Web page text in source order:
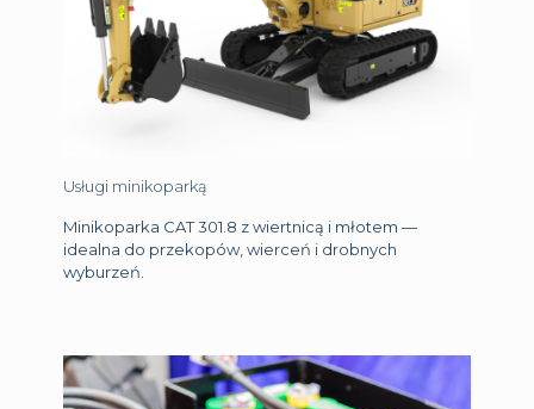
Usługi minikoparką
Minikoparka CAT 301.8 z wiertnicą i młotem —
idealna do przekopów, wierceń i drobnych
wyburzeń.